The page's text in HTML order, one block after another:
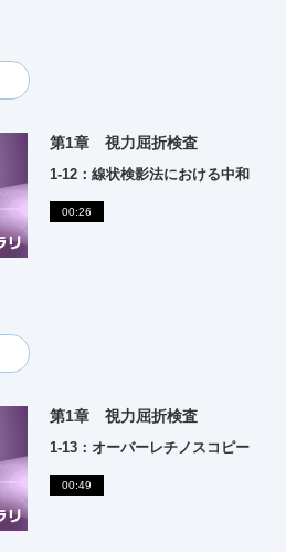
第1章 視力屈折検査
1-12：線状検影法における中和
00:26
第1章 視力屈折検査
1-13：オーバーレチノスコピー
00:49